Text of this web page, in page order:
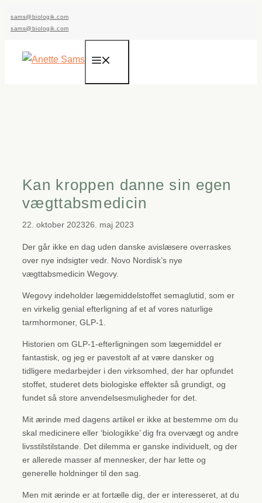
sams@biologik.com
sams@biologik.com
Kan kroppen danne sin egen
vægttabsmedicin
22. oktober 202326. maj 2023
Der går ikke en dag uden danske avislæsere overraskes
over nye indsigter vedr. Novo Nordisk’s nye
vægttabsmedicin Wegovy.
Wegovy indeholder lægemiddelstoffet semaglutid, som er
en virkelig genial efterligning af et af vores naturlige
tarmhormoner, GLP-1.
Historien om GLP-1-efterligningen som lægemiddel er
fantastisk, og jeg er pavestolt af at være dansker og
tidligere medarbejder i den virksomhed, der har opfundet
stoffet, studeret dets biologiske effekter så grundigt, og
fundet så store anvendelsesmuligheder for det.
Mit ærinde med dagens artikel er ikke at bestemme om du
skal medicinere eller ‘biologikke’ dig fra overvægt og andre
livsstilstilstande. Det dilemma er ganske individuelt, og der
er allerede masser af mennesker, der har lette og
generelle holdninger til den sag.
Men mit ærinde er at fortælle dig, der er interesseret, at du